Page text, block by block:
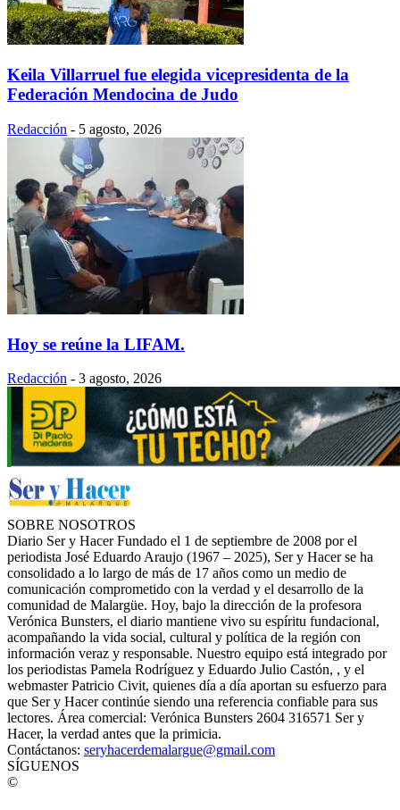
Keila Villarruel fue elegida vicepresidenta de la
Federación Mendocina de Judo
Redacción - 5 agosto, 2026
Hoy se reúne la LIFAM.
Redacción - 3 agosto, 2026
SOBRE NOSOTROS
Diario Ser y Hacer Fundado el 1 de septiembre de 2008 por el
periodista José Eduardo Araujo (1967 – 2025), Ser y Hacer se ha
consolidado a lo largo de más de 17 años como un medio de
comunicación comprometido con la verdad y el desarrollo de la
comunidad de Malargüe. Hoy, bajo la dirección de la profesora
Verónica Bunsters, el diario mantiene vivo su espíritu fundacional,
acompañando la vida social, cultural y política de la región con
información veraz y responsable. Nuestro equipo está integrado por
los periodistas Pamela Rodríguez y Eduardo Julio Castón, , y el
webmaster Patricio Civit, quienes día a día aportan su esfuerzo para
que Ser y Hacer continúe siendo una referencia confiable para sus
lectores. Área comercial: Verónica Bunsters 2604 316571 Ser y
Hacer, la verdad antes que la primicia.
Contáctanos: seryhacerdemalargue@gmail.com
SÍGUENOS
©